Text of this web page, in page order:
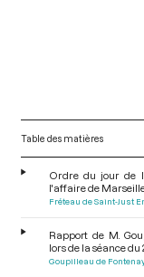
Table des matières
Ordre du jour de
l'affaire de
Fréteau de Saint-Just
Rapport de M.
lors de la séance du
Goupilleau de